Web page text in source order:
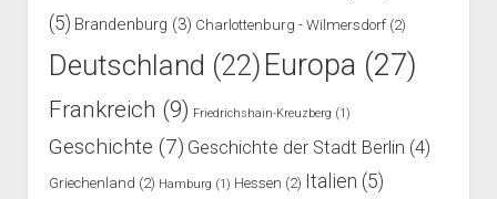
(5) Brandenburg (3) Charlottenburg - Wilmersdorf(2)
Deutschland (22) Europa (27)
Frankreich (9) Friedrichshain-Kreuzberg (1)
Geschichte (7) Geschichte der Stadt Berlin (4)
Griechenland (2) Hamburg (1) Hessen (2) Italien (5)